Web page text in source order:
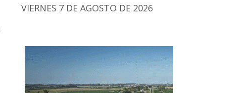
VIERNES 7 DE AGOSTO DE 2026